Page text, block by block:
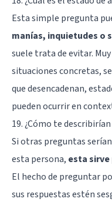
Esta simple pregunta
manías, inquietudes o
suele trata de evitar.
situaciones concretas,
que desencadenan,
pueden ocurrir en
19. ¿Cómo te
Si otras preguntas
esta persona, esta sirve
El hecho de preguntar
sus respuestas estén